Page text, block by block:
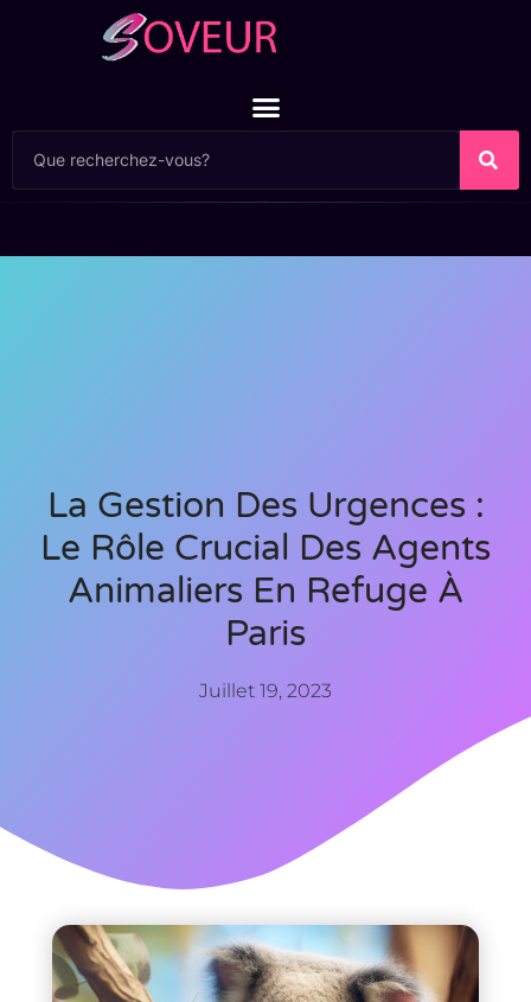
La Gestion Des Urgences :
Le Rôle Crucial Des Agents
Animaliers En Refuge À
Paris
Juillet 19, 2023